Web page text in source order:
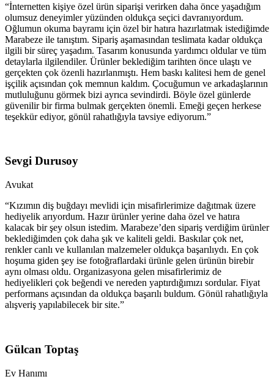
“İnternetten kişiye özel ürün siparişi verirken daha önce yaşadığım
olumsuz deneyimler yüzünden oldukça seçici davranıyordum.
Oğlumun okuma bayramı için özel bir hatıra hazırlatmak istediğimde
Marabeze ile tanıştım. Sipariş aşamasından teslimata kadar oldukça
ilgili bir süreç yaşadım. Tasarım konusunda yardımcı oldular ve tüm
detaylarla ilgilendiler. Ürünler beklediğim tarihten önce ulaştı ve
gerçekten çok özenli hazırlanmıştı. Hem baskı kalitesi hem de genel
işçilik açısından çok memnun kaldım. Çocuğumun ve arkadaşlarının
mutluluğunu görmek bizi ayrıca sevindirdi. Böyle özel günlerde
güvenilir bir firma bulmak gerçekten önemli. Emeği geçen herkese
teşekkür ediyor, gönül rahatlığıyla tavsiye ediyorum.”
Sevgi Durusoy
Avukat
“Kızımın diş buğdayı mevlidi için misafirlerimize dağıtmak üzere
hediyelik arıyordum. Hazır ürünler yerine daha özel ve hatıra
kalacak bir şey olsun istedim. Marabeze’den sipariş verdiğim ürünler
beklediğimden çok daha şık ve kaliteli geldi. Baskılar çok net,
renkler canlı ve kullanılan malzemeler oldukça başarılıydı. En çok
hoşuma giden şey ise fotoğraflardaki ürünle gelen ürünün birebir
aynı olması oldu. Organizasyona gelen misafirlerimiz de
hediyelikleri çok beğendi ve nereden yaptırdığımızı sordular. Fiyat
performans açısından da oldukça başarılı buldum. Gönül rahatlığıyla
alışveriş yapılabilecek bir site.”
Gülcan Toptaş
Ev Hanımı